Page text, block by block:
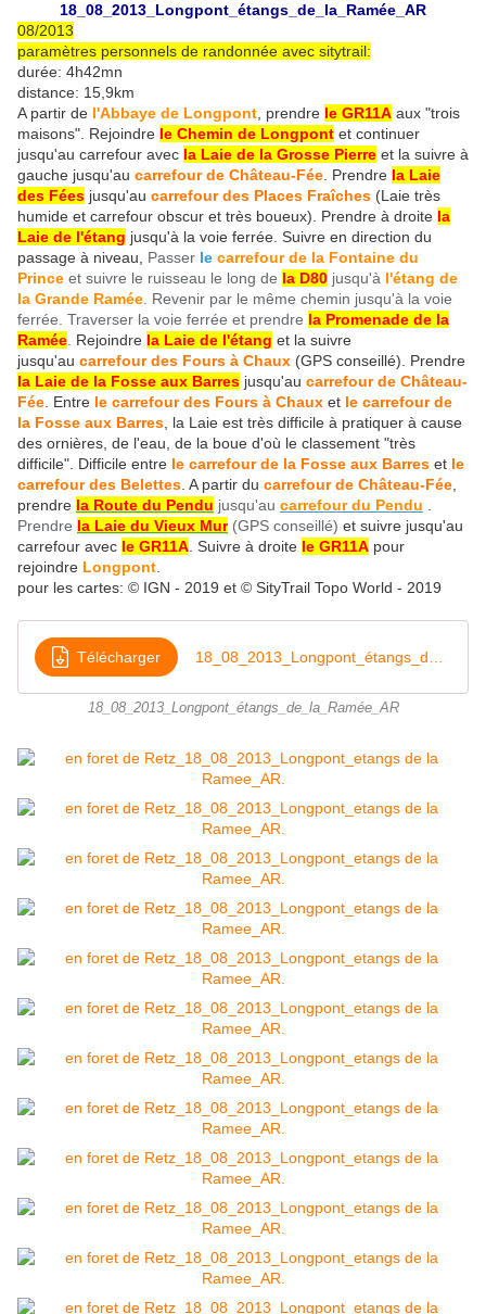
18_08_2013_Longpont_étangs_de_la_Ramée_AR
08/2013
paramètres personnels de randonnée avec sitytrail:
durée: 4h42mn
distance: 15,9km
A partir de l'Abbaye de Longpont , prendre le GR11A aux "trois
maisons". Rejoindre le Chemin de Longpont et continuer
jusqu'au carrefour avec la Laie de la Grosse Pierre et la suivre à
gauche jusqu'au carrefour de Château-Fée . Prendre la Laie
des Fées jusqu'au carrefour des Places Fraîches (Laie très
humide et carrefour obscur et très boueux). Prendre à droite la
Laie de l'étang jusqu'à la voie ferrée. Suivre en direction du
passage à niveau, Passer le carrefour de la Fontaine du
Prince et suivre le ruisseau le long de la D80 jusqu'à l'étang de
la Grande Ramée . Revenir par le même chemin jusqu'à la voie
ferrée. Traverser la voie ferrée et prendre la Promenade de la
Ramée Rejoindre la Laie de l'étang et la suivre
jusqu'au carrefour des Fours à Chaux (GPS conseillé). Prendre
la Laie de la Fosse aux Barres jusqu'au carrefour de Château-
Fée . Entre le carrefour des Fours à Chaux et le carrefour de
la Fosse aux Barres , la Laie est très difficile à pratiquer à cause
des ornières, de l'eau, de la boue d'où le classement "très
difficile". Difficile entre le carrefour de la Fosse aux Barres et le
carrefour des Belettes . A partir du carrefour de Château-Fée
prendre la Route du Pendu jusqu'au carrefour du Pendu
Prendre la Laie du Vieux Mur (GPS conseillé) et suivre jusqu'au
carrefour avec le GR11A . Suivre à droite le GR11A pour
rejoindre Longpont
pour les cartes: © IGN - 2019 et © SityTrail Topo World - 2019
Télécharger
18_08_2013_Longpont_étangs_de_la_Ramée_AR